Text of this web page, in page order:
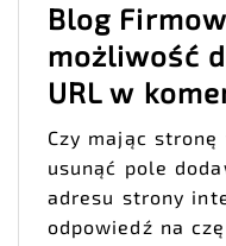
Blog
możliwość
URL w
Czy mając
usunąć pole
adresu strony
odpowiedź na